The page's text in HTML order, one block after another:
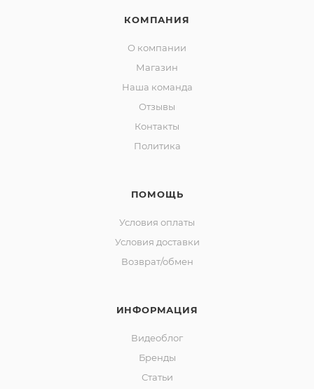
КОМПАНИЯ
О компании
Магазин
Наша команда
Отзывы
Контакты
Политика
ПОМОЩЬ
Условия оплаты
Условия доставки
Возврат/обмен
ИНФОРМАЦИЯ
Видеоблог
Бренды
Статьи